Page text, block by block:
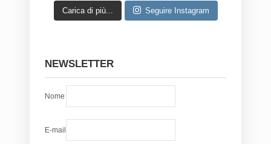
Carica di più... Seguire Instagram
NEWSLETTER
Nome
E-mail